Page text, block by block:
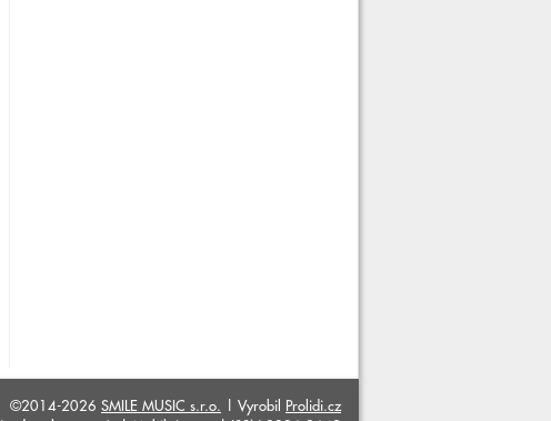
©2014-2026 SMILE MUSIC s.r.o. | Vyrobil
Prolidi.cz